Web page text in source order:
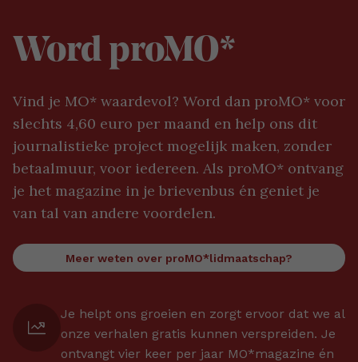
Word proMO*
Vind je MO* waardevol? Word dan proMO* voor
slechts 4,60 euro per maand en help ons dit
journalistieke project mogelijk maken, zonder
betaalmuur, voor iedereen. Als proMO* ontvang
je het magazine in je brievenbus én geniet je
van tal van andere voordelen.
Meer weten over proMO*lidmaatschap?
Je helpt ons groeien en zorgt ervoor dat we al
onze verhalen gratis kunnen verspreiden. Je
ontvangt vier keer per jaar MO*magazine én